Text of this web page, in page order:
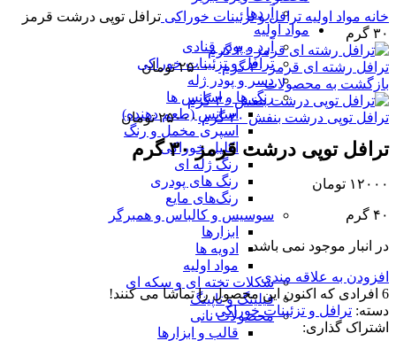
آردها
مواد اولیه
آرد و پودر قنادی
ترافل و تزئینات خوراکی
دسر و پودر ژله
رنگ ها و اسانس ها
اسانس (طعم دهنده)
اسپری مخمل و رنگ
اکلیل خوراکی
رنگ ژله ای
رنگ های پودری
رنگ‌های مایع
سوسیس و کالباس و همبرگر
ابزارها
ادویه ها
مواد اولیه
شکلات تخته ای و سکه ای
فیلینگ و تاپینگ
محصولات نانی
قالب و ابزارها
خانه مواد اولیه ترافل و تزئینات خوراکی ترافل توپی درشت قرمز
۳۰ گرم
ترافل رشته ای قرمز ۳۰ گرم ۲۵۰۰۰ تومان
بازگشت به محصولات
ترافل توپی درشت بنفش ۳۰ گرم ۲۵۰۰۰ تومان
ترافل توپی درشت قرمز ۳۰ گرم
۱۲۰۰۰ تومان
۴۰ گرم
در انبار موجود نمی باشد
افزودن به علاقه مندی
6 افرادی که اکنون این محصول را تماشا می کنند!
دسته: ترافل و تزئینات خوراکی
اشتراک گذاری: